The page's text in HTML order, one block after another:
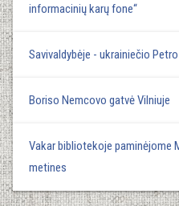
informacinių karų fone“
Savivaldybėje - ukrainiečio
Boriso Nemcovo gatvė Vilniuje
Vakar bibliotekoje paminėjome
metines